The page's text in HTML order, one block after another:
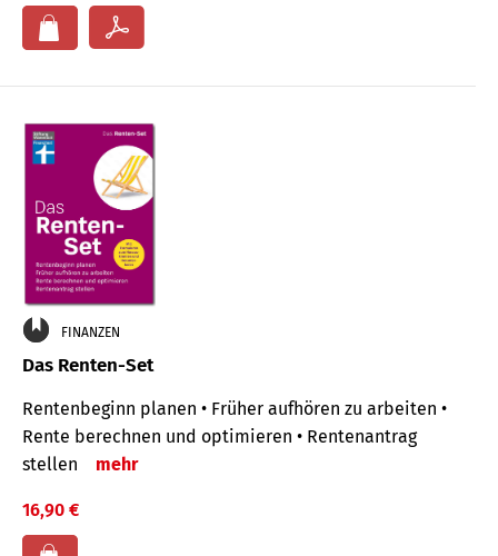
FINANZEN
Das Renten-Set
Rentenbeginn planen • Früher aufhören zu arbeiten •
Rente berechnen und optimieren • Rentenantrag
stellen
mehr
16,90 €